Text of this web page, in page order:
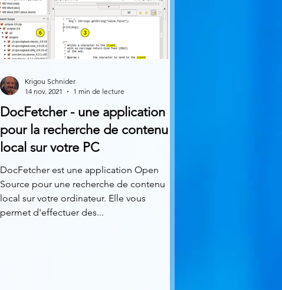
DocFetcher - une application
pour la recherche de contenu
local sur votre PC
DocFetcher est une application Open
Source pour une recherche de contenu
local sur votre ordinateur. Elle vous
permet d'effectuer des...
Krigou Schnider
14 nov. 2021
1 min de lecture